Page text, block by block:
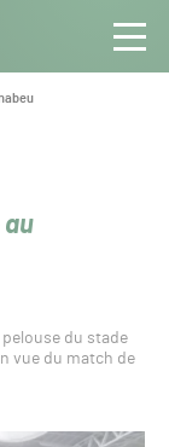
au
du stade
vue du match de